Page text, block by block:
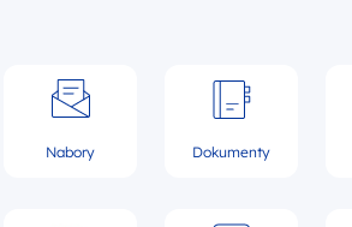
Nabory Dokumenty